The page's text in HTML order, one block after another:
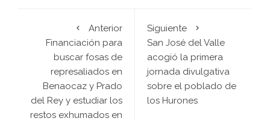
Anterior
Financiación para
buscar fosas de
represaliados en
Benaocaz y Prado
del Rey y estudiar los
restos exhumados en
Siguiente
San José del Valle
acogió la primera
jornada divulgativa
sobre el poblado de
los Hurones